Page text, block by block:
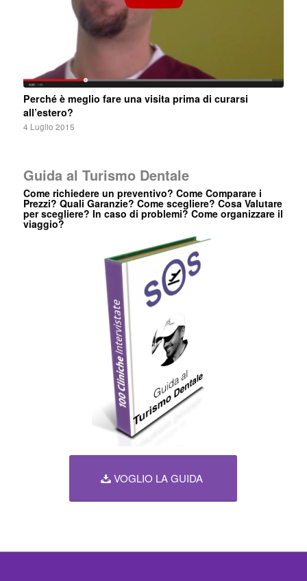
Perché è meglio fare una visita prima di curarsi
all’estero?
4 Luglio 2015
Guida al Turismo Dentale
Come richiedere un preventivo? Come Comparare i
Prezzi? Quali Garanzie? Come scegliere? Cosa Valutare
per scegliere? In caso di problemi? Come organizzare il
viaggio?
VOGLIO LA GUIDA